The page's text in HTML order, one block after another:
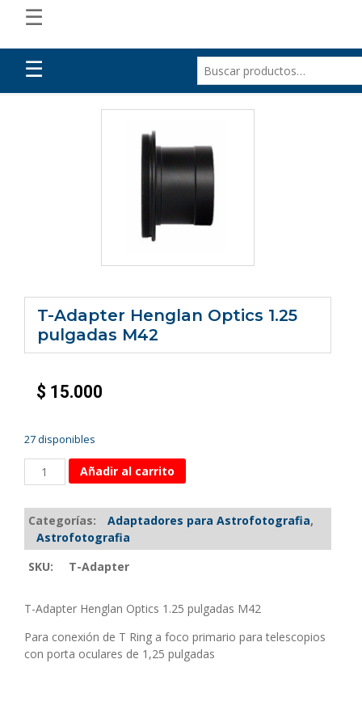
☰
☰
T-Adapter Henglan Optics 1.25
pulgadas M42
$ 15.000
27 disponibles
Añadir al carrito
Categorías: Adaptadores para Astrofotografia,
Astrofotografia
SKU:
T-Adapter
T-Adapter Henglan Optics 1.25 pulgadas M42
Para conexión de T Ring a foco primario para telescopios
con porta oculares de 1,25 pulgadas